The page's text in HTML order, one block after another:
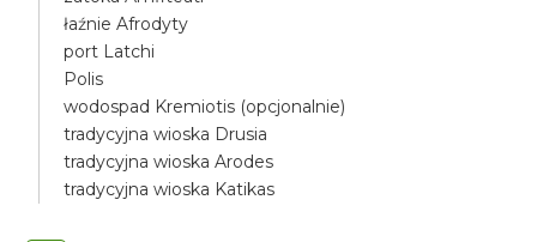
łaźnie Afrodyty
port Latchi
Polis
wodospad Kremiotis (opcjonalnie)
tradycyjna wioska Drusia
tradycyjna wioska Arodes
tradycyjna wioska Katikas